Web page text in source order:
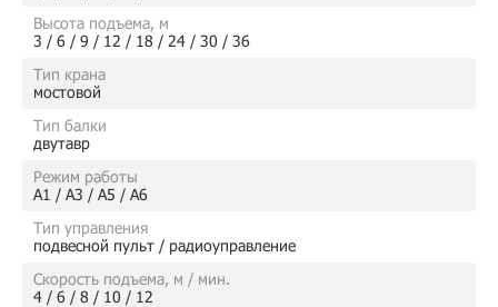
Высота подъема, м
3 / 6 / 9 / 12 / 18 / 24 / 30 / 36
Тип крана
мостовой
Тип балки
двутавр
Режим работы
А1 / А3 / А5 / А6
Тип управления
подвесной пульт / радиоуправление
Скорость подъема, м / мин.
4 / 6 / 8 / 10 / 12